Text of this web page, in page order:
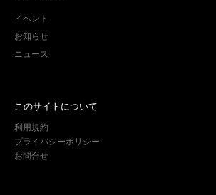
イベント
お知らせ
ニュース
このサイトについて
利用規約
プライバシーポリシー
お問合せ